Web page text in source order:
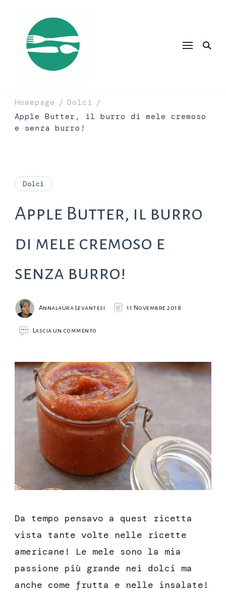
Homepage / Dolci /
Apple Butter, il burro di mele cremoso
e senza burro!
Dolci
Apple Butter, il burro
di mele cremoso e
senza burro!
Annalaura Levantesi 11 Novembre 2018
Lascia un commento
il
burro
di
mele
cremoso
e
senza
burro!
Da tempo pensavo a quest ricetta
vista tante volte nelle ricette
americane! Le mele sono la mia
passione più grande nei dolci ma
anche come frutta e nelle insalate!